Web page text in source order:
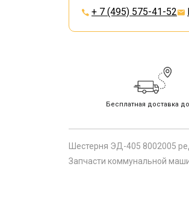
+ 7 (495) 575-41-52
Бесплатная доставка
Шестерня ЭД-405 8002005
Запчасти коммунальной